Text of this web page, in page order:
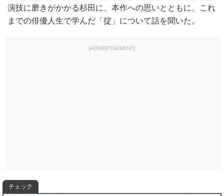
演技に磨きがかかる杉田に、本作への思いとともに、これ
までの俳優人生で学んだ「掟」について話を聞いた。
[ADVERTISEMENT]
チェック